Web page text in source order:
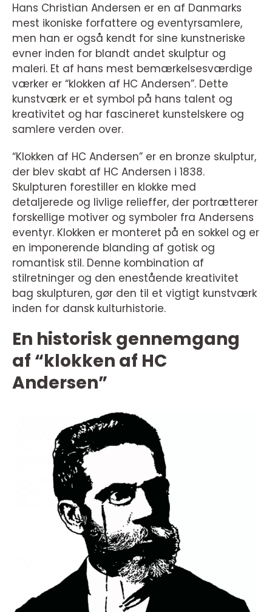
Hans Christian Andersen er en af Danmarks
mest ikoniske forfattere og eventyrsamlere,
men han er også kendt for sine kunstneriske
evner inden for blandt andet skulptur og
maleri. Et af hans mest bemærkelsesværdige
værker er “klokken af HC Andersen”. Dette
kunstværk er et symbol på hans talent og
kreativitet og har fascineret kunstelskere og
samlere verden over.
“Klokken af HC Andersen” er en bronze skulptur,
der blev skabt af HC Andersen i 1838.
Skulpturen forestiller en klokke med
detaljerede og livlige relieffer, der portrætterer
forskellige motiver og symboler fra Andersens
eventyr. Klokken er monteret på en sokkel og er
en imponerende blanding af gotisk og
romantisk stil. Denne kombination af
stilretninger og den enestående kreativitet
bag skulpturen, gør den til et vigtigt kunstværk
inden for dansk kulturhistorie.
En historisk gennemgang
af “klokken af HC
Andersen”